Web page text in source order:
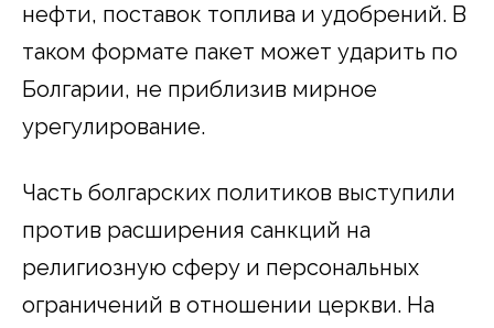
нефти, поставок топлива и удобрений. В
таком формате пакет может ударить по
Болгарии, не приблизив мирное
урегулирование.
Часть болгарских политиков выступили
против расширения санкций на
религиозную сферу и персональных
ограничений в отношении церкви. На